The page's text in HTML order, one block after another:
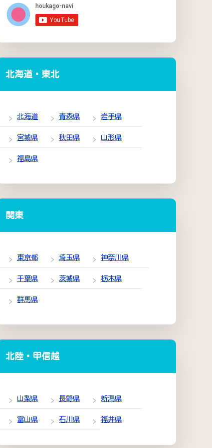
北海道・東北
北海道 青森県 岩手県
宮城県 秋田県 山形県
福島県
関東
東京都 埼玉県 神奈川県
千葉県 茨城県 栃木県
群馬県
北陸・甲信越
山梨県 長野県 新潟県
富山県 石川県 福井県